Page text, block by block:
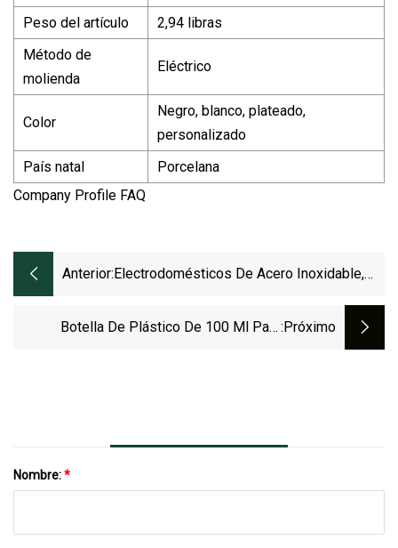
Peso del artículo
2,94 libras
Método de
molienda
Eléctrico
Color
Negro, blanco, plateado,
personalizado
País natal
Porcelana
Company Profile FAQ
Anterior: Electrodomésticos De Acero Inoxidable,
Eléctricos, Mini Cafetera, Molinillo.
Botella De Plástico De 100 Ml Para :próximo
Nombre:*